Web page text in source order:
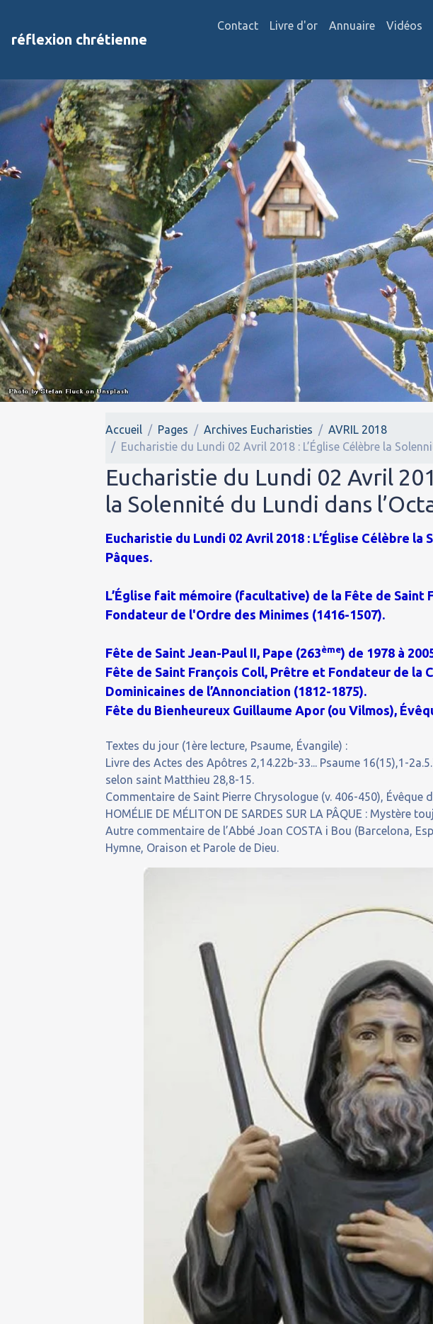
réflexion chrétienne
Contact Livre d'or Annuaire Vidéos
Accueil Pages Archives Eucharisties
AVRIL 2018
Eucharistie du Lundi 02 Avril 2018 : L’Église Célèbre la
Eucharistie du Lundi 02 Avril
la Solennité du Lundi dans
Eucharistie du Lundi 02 Avril 2018 : L’Église Célèbre la
Pâques.
L’Église fait mémoire (facultative) de la Fête de Saint
Fondateur de l'Ordre des Minimes (1416-1507).
Fête de Saint Jean-Paul II, Pape (263ème) de 1978 à
Fête de Saint François Coll, Prêtre et Fondateur de la
Dominicaines de l’Annonciation (1812-1875).
Fête du Bienheureux Guillaume Apor (ou Vilmos),
Textes du jour (1ère lecture, Psaume, Évangile) :
Livre des Actes des Apôtres 2,14.22b-33... Psaume 16(15),1-
selon saint Matthieu 28,8-15.
Commentaire de Saint Pierre Chrysologue (v. 406-450), Évêque
HOMÉLIE DE MÉLITON DE SARDES SUR LA PÂQUE : Mystère
Autre commentaire de l’Abbé Joan COSTA i Bou (Barcelona,
Hymne, Oraison et Parole de Dieu.